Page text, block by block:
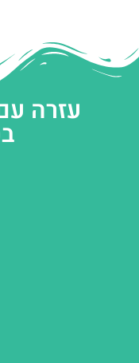
עזרה